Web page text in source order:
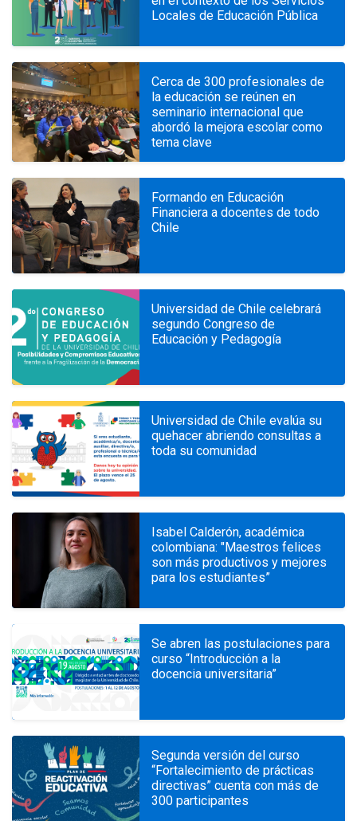
Locales de Educación Pública
Cerca de 300 profesionales de
la educación se reúnen en
seminario internacional que
abordó la mejora escolar como
tema clave
Formando en Educación
Financiera a docentes de todo
Chile
Universidad de Chile celebrará
segundo Congreso de
Educación y Pedagogía
Universidad de Chile evalúa su
quehacer abriendo consultas a
toda su comunidad
Isabel Calderón, académica
colombiana: "Maestros felices
son más productivos y mejores
para los estudiantes”
Se abren las postulaciones para
curso “Introducción a la
docencia universitaria”
Segunda versión del curso
“Fortalecimiento de prácticas
directivas” cuenta con más de
300 participantes